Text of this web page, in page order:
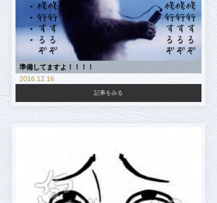
準備してますよ！！！！
2016.12.16
記事をみる